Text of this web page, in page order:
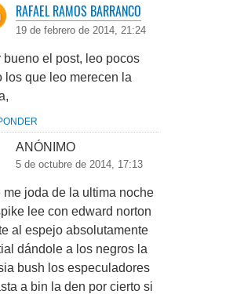
RAFAEL RAMOS BARRANCO
19 de febrero de 2014, 21:24
bueno el post, leo pocos
los que leo merecen la
ANÓNIMO
5 de octubre de 2014, 17:13
me joda de la ultima noche
lee con edward norton
al espejo absolutamente
dándole a los negros la
bush los especuladores
a bin la den por cierto si